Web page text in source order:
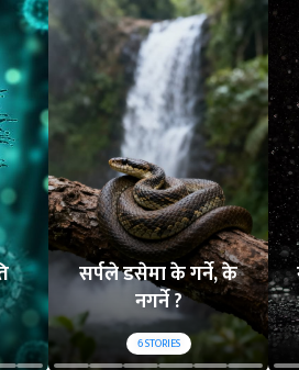
सर्पले डसेमा के गर्ने, के
नगर्ने ?
6STORIES